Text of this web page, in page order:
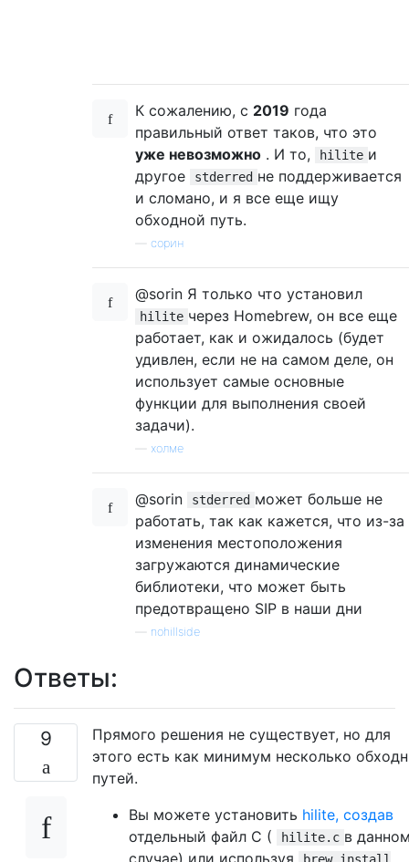
К сожалению, с 2019 года
правильный ответ таков, что это
уже невозможно . И то, hilite и
другое
stderred не поддерживается
и сломано, и я все еще ищу
обходной путь.
сорин
@sorin Я только что установил
hilite через Homebrew, он все еще
работает, как и ожидалось (будет
удивлен, если не на самом деле, он
использует самые основные
функции для выполнения своей
задачи).
холме
@sorin stderred может больше не
работать, так как кажется, что из-за
изменения местоположения
загружаются динамические
библиотеки, что может быть
предотвращено SIP в наши дни
nohillside
Ответы:
9
Прямого решения не существует, но для
этого есть как минимум несколько
путей.
Вы можете установить hilite, создав
отдельный файл C (
hilite.c в
случае) или используя
brew install